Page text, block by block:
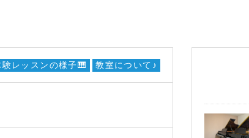
験レッスンの様子🎹 教室について♪